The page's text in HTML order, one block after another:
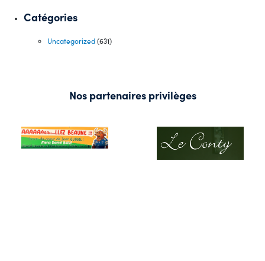
Catégories
Uncategorized(631)
Nos partenaires privilèges